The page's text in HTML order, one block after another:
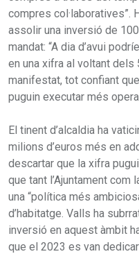
compres col·laboratives”.
assolir una inversió de
mandat: “A dia d’avui
en una xifra al voltant dels
manifestat, tot confiant
puguin executar més
El tinent d’alcaldia ha
milions d’euros més en
descartar que la xifra
que tant l’Ajuntament com
una “política més
d’habitatge. Valls ha
inversió en aquest àmbit
que el 2023 es van